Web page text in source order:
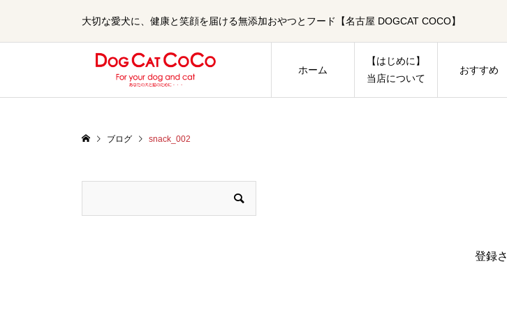
大切な愛犬に、健康と笑顔を届ける無添加おやつとフード【名古屋 DOGCAT COCO】
ホーム
【はじめに】
当店について
おすすめ
ブログ snack_002
登録